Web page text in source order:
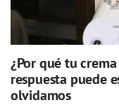
¿Por qué tu
respuesta puede
olvidamos